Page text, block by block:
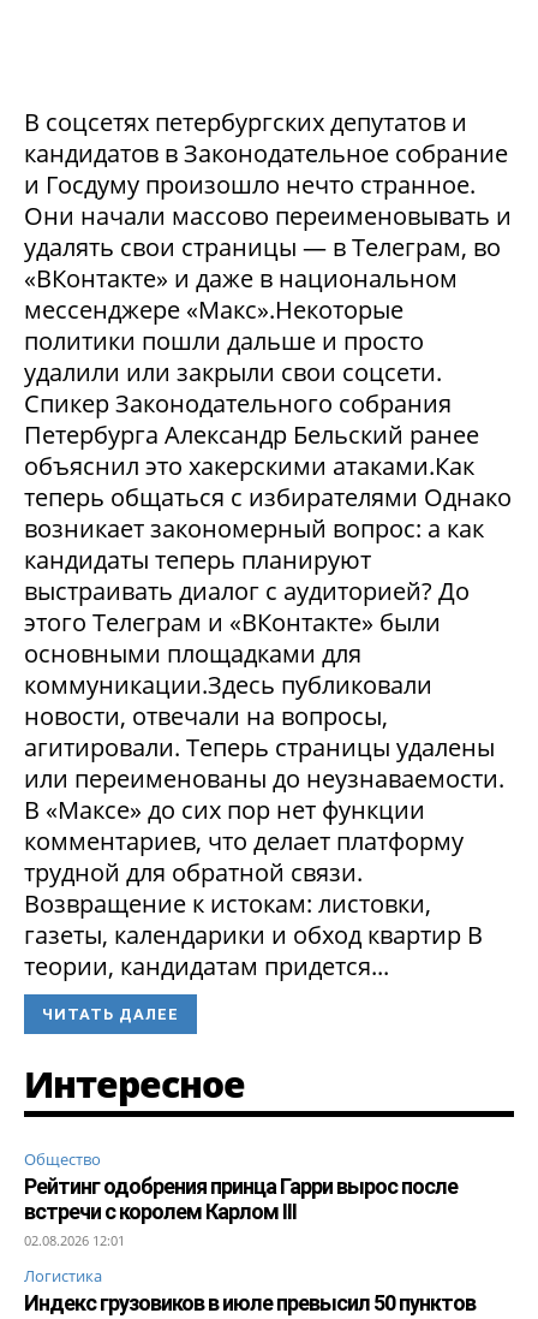
В соцсетях петербургских депутатов и
кандидатов в Законодательное собрание
и Госдуму произошло нечто странное.
Они начали массово переименовывать и
удалять свои страницы — в Телеграм, во
«ВКонтакте» и даже в национальном
мессенджере «Макс».Некоторые
политики пошли дальше и просто
удалили или закрыли свои соцсети.
Спикер Законодательного собрания
Петербурга Александр Бельский ранее
объяснил это хакерскими атаками.Как
теперь общаться с избирателями Однако
возникает закономерный вопрос: а как
кандидаты теперь планируют
выстраивать диалог с аудиторией? До
этого Телеграм и «ВКонтакте» были
основными площадками для
коммуникации.Здесь публиковали
новости, отвечали на вопросы,
агитировали. Теперь страницы удалены
или переименованы до неузнаваемости.
В «Максе» до сих пор нет функции
комментариев, что делает платформу
трудной для обратной связи.
Возвращение к истокам: листовки,
газеты, календарики и обход квартир В
теории, кандидатам придется...
ЧИТАТЬ ДАЛЕЕ
Интересное
Общество
Рейтинг одобрения принца Гарри вырос после
встречи с королем Карлом III
02.08.2026 12:01
Логистика
Индекс грузовиков в июле превысил 50 пунктов